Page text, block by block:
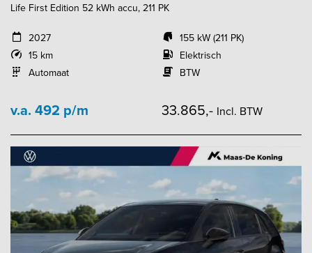
Life First Edition 52 kWh accu, 211 PK
2027
15 km
Automaat
155 kW (211 PK)
Elektrisch
BTW
v.a. 492 p/m 33.865,- Incl. BTW